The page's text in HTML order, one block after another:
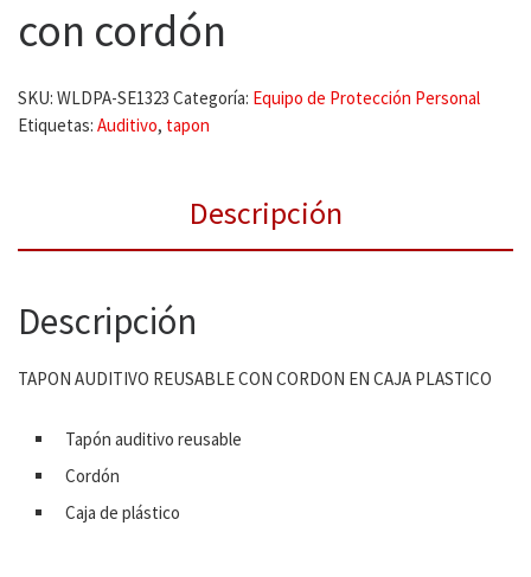
con cordón
SKU: WLDPA-SE1323 Categoría: Equipo de Protección Personal
Etiquetas: Auditivo, tapon
Descripción
Descripción
TAPON AUDITIVO REUSABLE CON CORDON EN CAJA PLASTICO
Tapón auditivo reusable
Cordón
Caja de plástico